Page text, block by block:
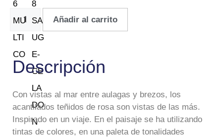
Añadir al carrito
Descripción
Con vistas al mar entre aulagas y brezos, los
acantilados teñidos de rosa son vistas de las más.
Inspirado en un viaje. En el paisaje se ha utilizando
tintas de colores, en una paleta de tonalidades